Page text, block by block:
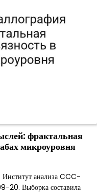
фрактальная
микроуровня
Институт анализа CCC-
Выборка составила